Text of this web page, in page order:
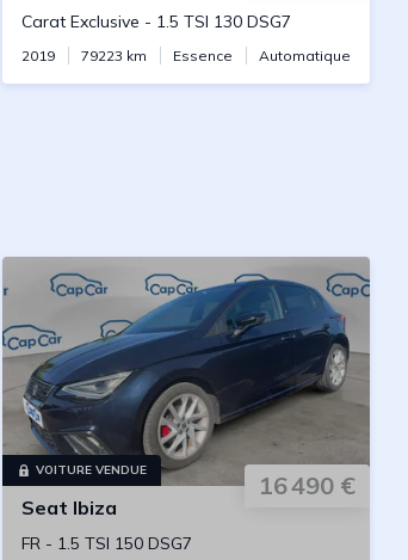
Carat Exclusive - 1.5 TSI 130 DSG7
2019 79223 km Essence Automatique
VOITURE VENDUE
16 490 €
Seat Ibiza
FR - 1.5 TSI 150 DSG7